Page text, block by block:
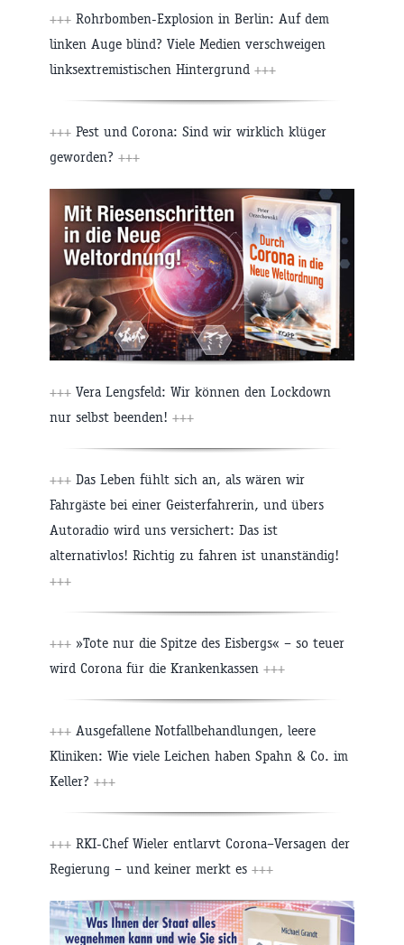
+++ Rohrbomben-Explosion in Berlin: Auf dem
linken Auge blind? Viele Medien verschweigen
linksextremistischen Hintergrund +++
+++ Pest und Corona: Sind wir wirklich klüger
geworden? +++
+++ Vera Lengsfeld: Wir können den Lockdown
nur selbst beenden! +++
+++ Das Leben fühlt sich an, als wären wir
Fahrgäste bei einer Geisterfahrerin, und übers
Autoradio wird uns versichert: Das ist
alternativlos! Richtig zu fahren ist unanständig!
+++
+++ »Tote nur die Spitze des Eisbergs« – so teuer
wird Corona für die Krankenkassen +++
+++ Ausgefallene Notfallbehandlungen, leere
Kliniken: Wie viele Leichen haben Spahn & Co. im
Keller? +++
+++ RKI-Chef Wieler entlarvt Corona–Versagen der
Regierung – und keiner merkt es +++